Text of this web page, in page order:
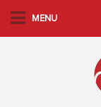
MENU